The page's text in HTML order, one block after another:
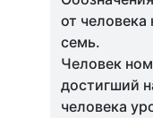
от
семь.
Человек
достигший
человека